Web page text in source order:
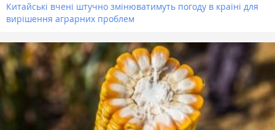
Китайські вчені штучно змінюватимуть погоду в країні для
вирішення аграрних проблем